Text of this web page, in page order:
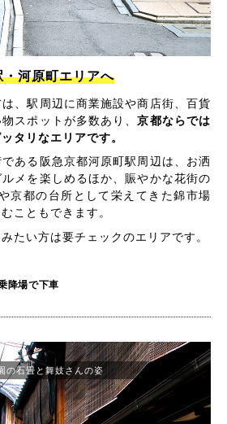
河原町エリアへ
、駅周辺に商業施設や商店街、百貨
スポットが多数あり、京都ならでは
タリなエリアです。
ある阪急京都河原町駅周辺は、お洒
メを楽しめるほか、賑やかな花街の
京都の台所として栄えてきた錦市場
こともできます。
たい方は要チェックのエリアです。
降場で下車
の石畳と舞妓さんの姿